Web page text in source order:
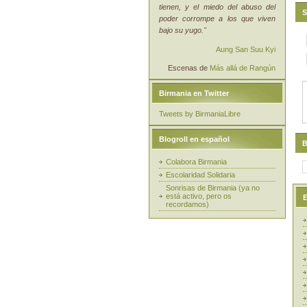
tienen, y el miedo del abuso del
poder corrompe a los que viven
bajo su yugo."
Aung San Suu Kyi
Escenas de Más allá de Rangún
Birmania en Twitter
Tweets by BirmaniaLibre
Blogroll en español
Colabora Birmania
Escolaridad Solidaria
Sonrisas de Birmania (ya no
está activo, pero os
recordamos)